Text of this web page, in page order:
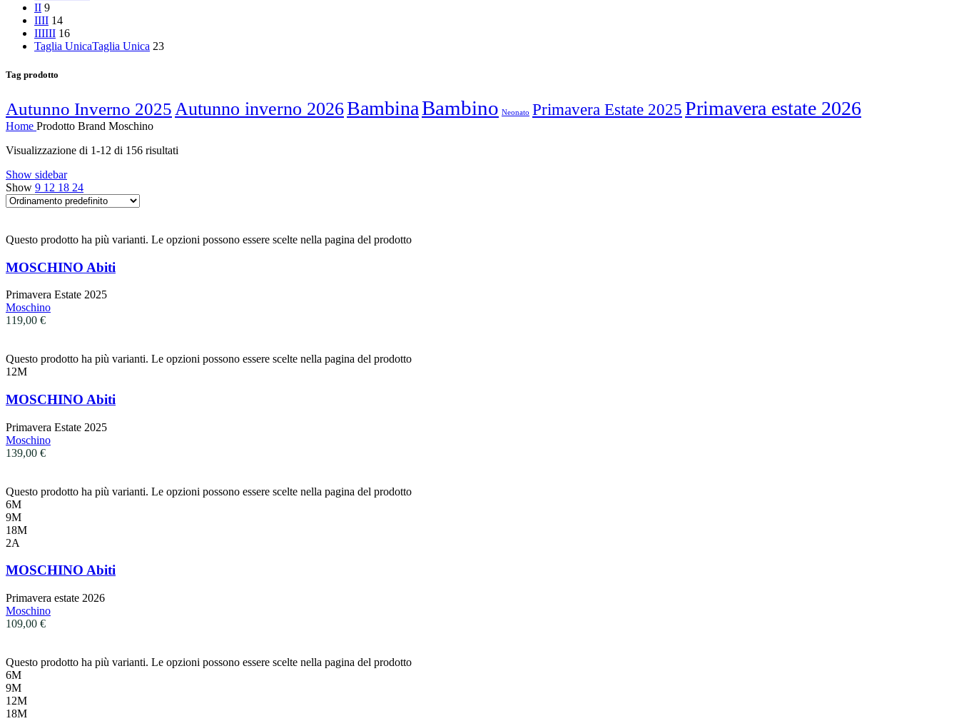
II 9
IIII 14
IIIIII 16
Taglia UnicaTaglia Unica 23
Tag prodotto
Autunno Inverno 2025Autunno inverno 2026BambinaBambino Neonato Primavera Estate 2025Primavera estate 2026
Home Prodotto Brand Moschino
Visualizzazione di 1-12 di 156 risultati
Show sidebar
Show 9 12 18 24
Questo prodotto ha più varianti. Le opzioni possono essere scelte nella pagina del prodotto
MOSCHINO Abiti
Primavera Estate 2025
Moschino
119,00 €
Questo prodotto ha più varianti. Le opzioni possono essere scelte nella pagina del prodotto
12M
MOSCHINO Abiti
Primavera Estate 2025
Moschino
139,00 €
Questo prodotto ha più varianti. Le opzioni possono essere scelte nella pagina del prodotto
6M
9M
18M
2A
MOSCHINO Abiti
Primavera estate 2026
Moschino
109,00 €
Questo prodotto ha più varianti. Le opzioni possono essere scelte nella pagina del prodotto
6M
9M
12M
18M